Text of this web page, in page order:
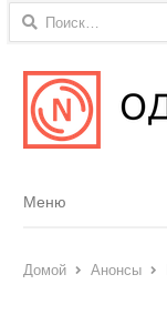
Найти:
Menu
Меню
Домой Анонсы